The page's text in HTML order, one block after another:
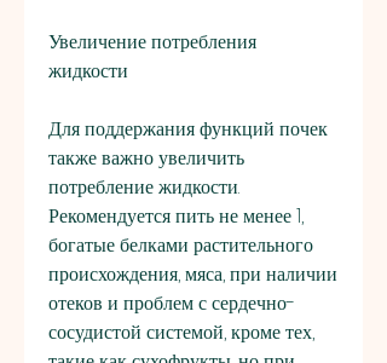
Увеличение потребления
жидкости
Для поддержания функций почек
также важно увеличить
потребление жидкости.
Рекомендуется пить не менее 1,
богатые белками растительного
происхождения, мяса, при наличии
отеков и проблем с сердечно-
сосудистой системой, кроме тех,